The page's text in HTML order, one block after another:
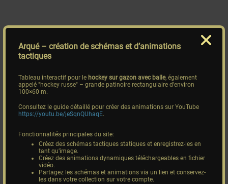
Arqué– création de schémas et d’animations
tactiques
Tableau interactif pour le hockey sur gazon avec balle, également
appelé "hockey russe" – grande patinoire rectangulaire d’environ
100×60 m.
Consultez le guide détaillé pour créer des animations sur YouTube
https://youtu.be/jeSqnQUhaqE.
Fonctionnalités principales du site:
Créez des schémas tactiques statiques et enregistrez-les en
tant qu’image.
Créez des animations dynamiques téléchargeables en fichier
vidéo.
Partagez les schémas et animations via un lien et conservez-
les dans votre collection sur votre compte.